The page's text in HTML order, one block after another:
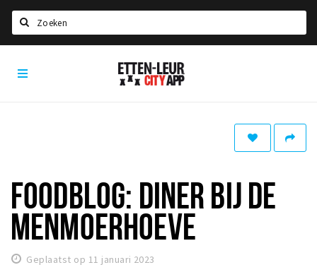
Home
Eten
Drinken
Slapen
Etten-
Leur
FOODBLOG: DINER BIJ DE
MENMOERHOEVE
Geplaatst op 11 januari 2023